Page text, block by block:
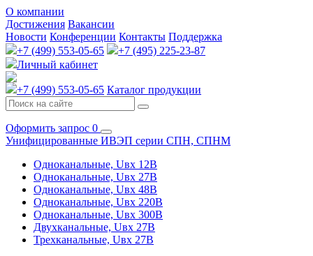
О компании
Достижения Вакансии
Новости Конференции Контакты Поддержка
+7 (499) 553-05-65
+7 (495) 225-23-87
Личный кабинет
+7 (499) 553-05-65 Каталог продукции
Оформить запрос 0
Унифицированные ИВЭП серии СПН, СПНМ
Одноканальные, Uвх 12В
Одноканальные, Uвх 27В
Одноканальные, Uвх 48В
Одноканальные, Uвх 220В
Одноканальные, Uвх 300В
Двухканальные, Uвх 27В
Трехканальные, Uвх 27В